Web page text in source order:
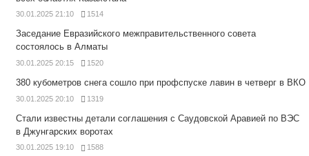
30.01.2025 21:10 1514
Заседание Евразийского межправительственного совета
состоялось в Алматы
30.01.2025 20:15 1520
380 кубометров снега сошло при профспуске лавин в четверг в ВКО
30.01.2025 20:10 1319
Стали известны детали соглашения с Саудовской Аравией по ВЭС
в Джунгарских воротах
30.01.2025 19:10 1588